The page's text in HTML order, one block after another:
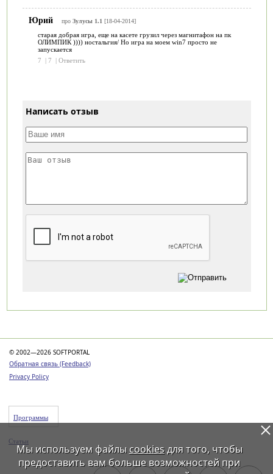
Юрий про Зулусы 1.1 [18-04-2014]
старая добрая игра, еще на касете грузил через магнитафон на пк
ОЛИМПИК )))) ностальгия/ Но игра на моем win7 просто не
запускается
7
| 7 | Ответить
Написать отзыв
© 2002—2026 SOFTPORTAL
Обратная связь (Feedback)
Privacy Policy
Программы
Статьи
Мы используем файлы cookiesдля того, чтобы
предоставить вам больше возможностей при